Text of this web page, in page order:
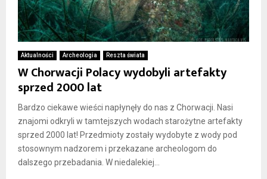
Aktualności Archeologia Reszta świata
W Chorwacji Polacy wydobyli artefakty
sprzed 2000 lat
Bardzo ciekawe wieści napłynęły do nas z Chorwacji. Nasi
znajomi odkryli w tamtejszych wodach starożytne artefakty
sprzed 2000 lat! Przedmioty zostały wydobyte z wody pod
stosownym nadzorem i przekazane archeologom do
dalszego przebadania. W niedalekiej...